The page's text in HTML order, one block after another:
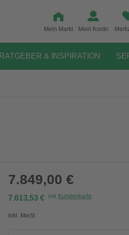
Mein Markt Mein Konto
RATGEBER & INSPIRATION
7.849,00 €
7.613,53 € mit Kundenkarte
Inkl. MwSt.